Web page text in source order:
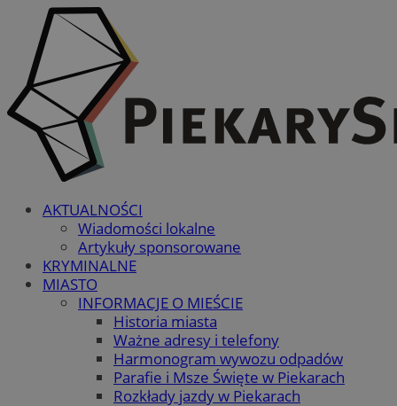
AKTUALNOŚCI
Wiadomości lokalne
Artykuły sponsorowane
KRYMINALNE
MIASTO
INFORMACJE O MIEŚCIE
Historia miasta
Ważne adresy i telefony
Harmonogram wywozu odpadów
Parafie i Msze Święte w Piekarach
Rozkłady jazdy w Piekarach